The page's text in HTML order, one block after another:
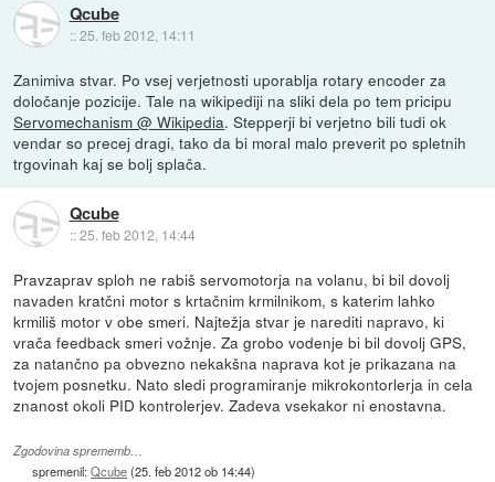
Qcube
::25. feb 2012, 14:11
Zanimiva stvar. Po vsej verjetnosti uporablja rotary encoder za
določanje pozicije. Tale na wikipediji na sliki dela po tem pricipu
Servomechanism @ Wikipedia. Stepperji bi verjetno bili tudi ok
vendar so precej dragi, tako da bi moral malo preverit po spletnih
trgovinah kaj se bolj splača.
Qcube
::25. feb 2012, 14:44
Pravzaprav sploh ne rabiš servomotorja na volanu, bi bil dovolj
navaden kratčni motor s krtačnim krmilnikom, s katerim lahko
krmiliš motor v obe smeri. Najtežja stvar je narediti napravo, ki
vrača feedback smeri vožnje. Za grobo vodenje bi bil dovolj GPS,
za natančno pa obvezno nekakšna naprava kot je prikazana na
tvojem posnetku. Nato sledi programiranje mikrokontorlerja in cela
znanost okoli PID kontrolerjev. Zadeva vsekakor ni enostavna.
Zgodovina sprememb…
spremenil:Qcube(25. feb 2012 ob 14:44)